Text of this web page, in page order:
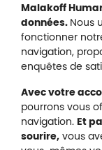
Protection des
Nous contacter
Plan du site
Gestion des
Malakoff
données. Nous
fonctionner
navigation,
enquêtes de
Avec votre
pourrons vous
navigation. Et
sourire, vous